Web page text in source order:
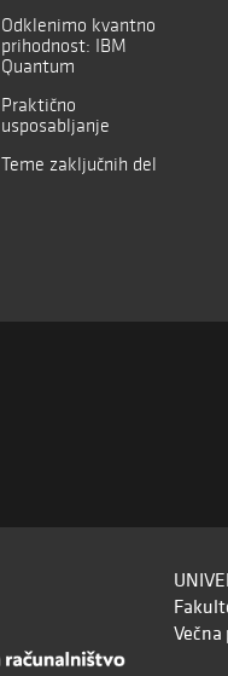
Odklenimo kvantno
prihodnost: IBM
Quantum
Praktično
usposabljanje
Teme zaključnih del
Večna